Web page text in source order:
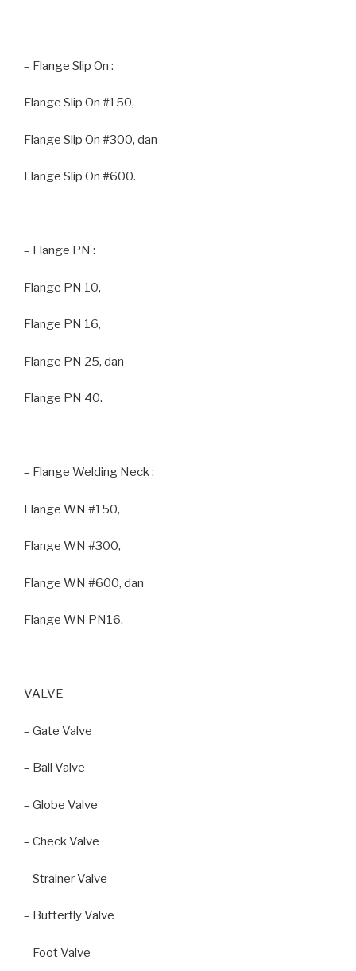
– Flange Slip On :
Flange Slip On #150,
Flange Slip On #300, dan
Flange Slip On #600.
– Flange PN :
Flange PN 10,
Flange PN 16,
Flange PN 25, dan
Flange PN 40.
– Flange Welding Neck :
Flange WN #150,
Flange WN #300,
Flange WN #600, dan
Flange WN PN16.
VALVE
– Gate Valve
– Ball Valve
– Globe Valve
– Check Valve
– Strainer Valve
– Butterfly Valve
– Foot Valve